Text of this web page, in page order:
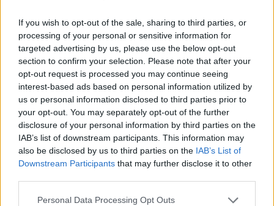
If you wish to opt-out of the sale, sharing to third parties, or
processing of your personal or sensitive information for
targeted advertising by us, please use the below opt-out
section to confirm your selection. Please note that after your
opt-out request is processed you may continue seeing
interest-based ads based on personal information utilized by
us or personal information disclosed to third parties prior to
your opt-out. You may separately opt-out of the further
disclosure of your personal information by third parties on the
IAB’s list of downstream participants. This information may
also be disclosed by us to third parties on the IAB’s List of
Downstream Participants that may further disclose it to other
Please note that this website/app uses one or more Google
Personal Data Processing Opt Outs
Μια Ευρώπη που προσπαθεί να
«ξορκίσει τα φαντάσματα» του
φασισμού
Οι ψηφοφόροι σε 27 χώρες ψήφισαν για να
επιλέξουν 720 μέλη του Ευρωπαϊκού
Κοινοβουλίου, τα οποία θα υπηρετήσουν τα
επόμενα πέντε χρόνια. Οπρώτος κύριος
ρόλοςτους θα είναι να εγκρίνουν ή να
απορρίψουν τον κύριο υποψήφιο για την
κορυφαία θέση της Ευρώπης: τον πρόεδρο